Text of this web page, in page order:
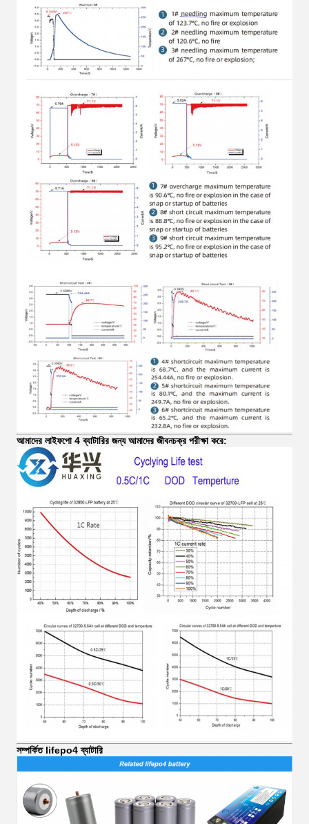
আমাদের লাইফপো 4 ব্যাটারির জন্য আমাদের জীবনচক্র পরীক্ষা করে:
সম্পর্কিত lifepo4 ব্যাটারি